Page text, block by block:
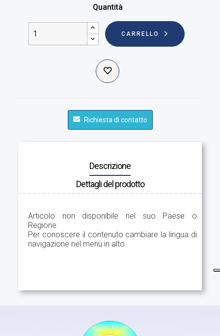
Quantità
CARRELLO
Richiesta di contatto
Descrizione
Dettagli del prodotto
Articolo non disponibile nel suo Paese o
Regione.
Per conoscere il contenuto cambiare la lingua di
navigazione nel menù in alto.